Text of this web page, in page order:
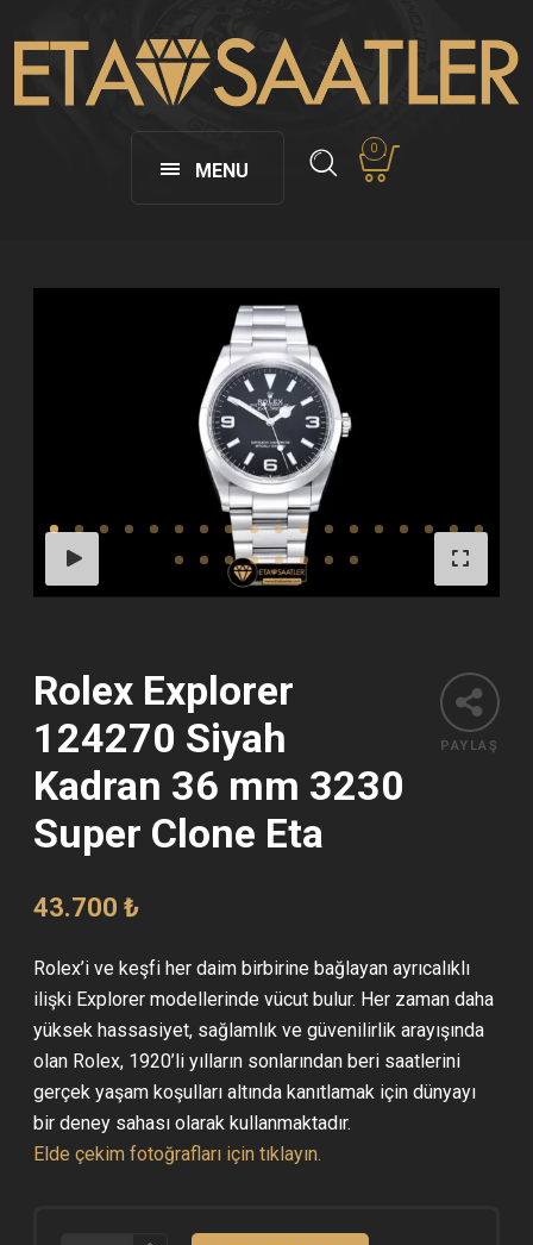
MENU
0
PAYLAŞ
Rolex Explorer
124270 Siyah
Kadran 36 mm 3230
Super Clone Eta
43.700₺
Rolex’i ve keşfi her daim birbirine bağlayan ayrıcalıklı
ilişki Explorer modellerinde vücut bulur. Her zaman daha
yüksek hassasiyet, sağlamlık ve güvenilirlik arayışında
olan Rolex, 1920’li yılların sonlarından beri saatlerini
gerçek yaşam koşulları altında kanıtlamak için dünyayı
bir deney sahası olarak kullanmaktadır.
Elde çekim fotoğrafları için tıklayın.